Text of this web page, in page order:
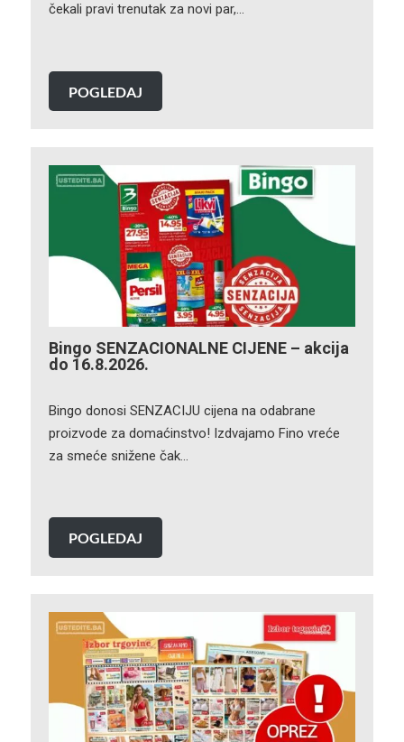
čekali pravi trenutak za novi par,…
POGLEDAJ
Bingo SENZACIONALNE CIJENE – akcija
do 16.8.2026.
Bingo donosi SENZACIJU cijena na odabrane
proizvode za domaćinstvo! Izdvajamo Fino vreće
za smeće snižene čak…
POGLEDAJ